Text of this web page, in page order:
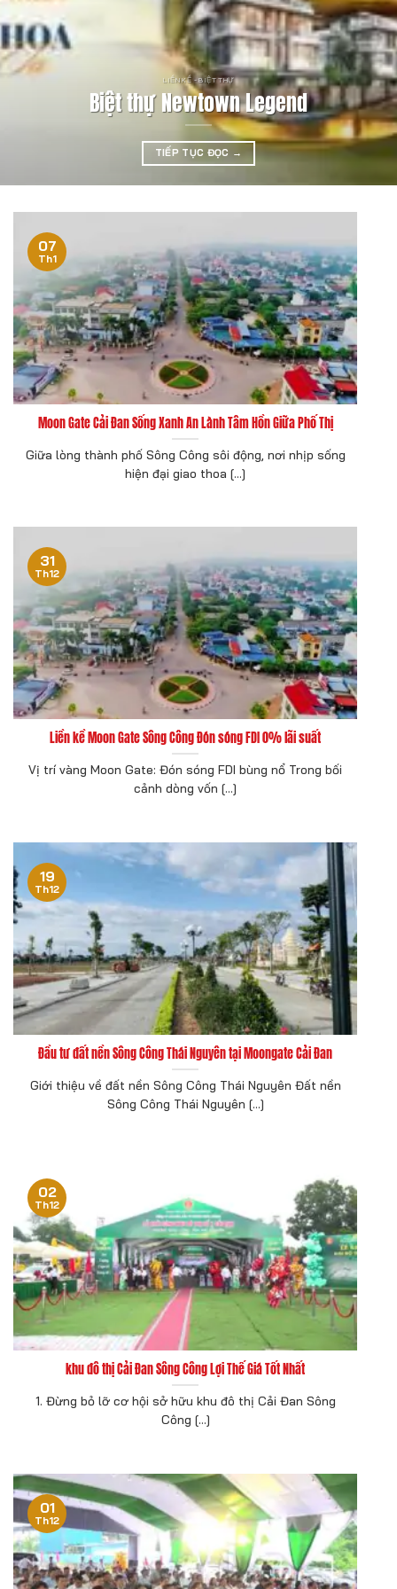
LIỀN KỀ - BIỆT THỰ
Biệt thự Newtown Legend
TIẾP TỤC ĐỌC →
Moon Gate Cải Đan Sống Xanh An Lành Tâm Hồn Giữa Phố Thị
Giữa lòng thành phố Sông Công sôi động, nơi nhịp sống
hiện đại giao thoa [...]
07
Th1
Liền kề Moon Gate Sông Công Đón sóng FDI 0% lãi suất
Vị trí vàng Moon Gate: Đón sóng FDI bùng nổ Trong bối
cảnh dòng vốn [...]
31
Th12
Đầu tư đất nền Sông Công Thái Nguyên tại Moongate Cải Đan
Giới thiệu về đất nền Sông Công Thái Nguyên Đất nền
Sông Công Thái Nguyên [...]
19
Th12
khu đô thị Cải Đan Sông Công Lợi Thế Giá Tốt Nhất
1. Đừng bỏ lỡ cơ hội sở hữu khu đô thị Cải Đan Sông
Công [...]
02
Th12
01
Th12